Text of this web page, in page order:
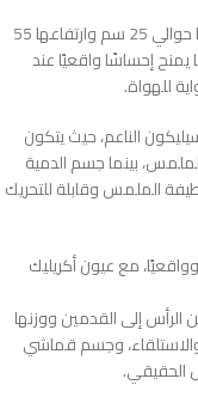
تأتي دمية زييوي بيبي دول بحجم واقعي يبلغ عرضها حوالي 25 سم وارتفاعها 55
وتزن حوالي 1.3 كغم، ما يمنح إحساسًا واقعيًا عند
للهواة.
الناعم، حيث يتكون
بينما جسم الدمية
الملمس وقابلة للتحريك
مع عيون أكريليك
شكل ريبورن بحجم حوالي 55 سم من الرأس إلى القدمين ووزنها
والاستلقاء، وجسم قماشي
الحقيقي.